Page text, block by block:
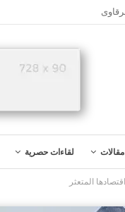
مقالات لقاءات حصرية
المتعثر